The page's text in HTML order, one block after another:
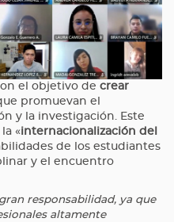
el objetivo de crear
promuevan el
y la investigación. Este
«internacionalización del
de los estudiantes
y el encuentro
responsabilidad, ya que
altamente